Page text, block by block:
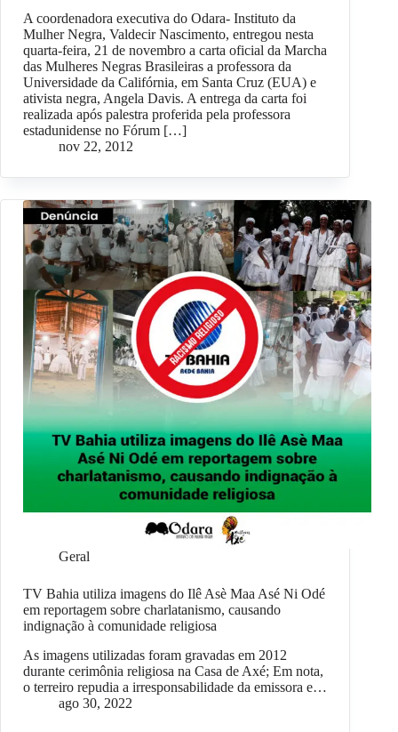
A coordenadora executiva do Odara- Instituto da
Mulher Negra, Valdecir Nascimento, entregou nesta
quarta-feira, 21 de novembro a carta oficial da Marcha
das Mulheres Negras Brasileiras a professora da
Universidade da Califórnia, em Santa Cruz (EUA) e
ativista negra, Angela Davis. A entrega da carta foi
realizada após palestra proferida pela professora
estadunidense no Fórum […]
nov 22, 2012
Geral
TV Bahia utiliza imagens do Ilê Asè Maa Asé Ni Odé
em reportagem sobre charlatanismo, causando
indignação à comunidade religiosa
As imagens utilizadas foram gravadas em 2012
durante cerimônia religiosa na Casa de Axé; Em nota,
o terreiro repudia a irresponsabilidade da emissora e…
ago 30, 2022